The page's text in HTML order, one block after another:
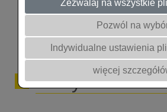
Zezwalaj na wszystkie
Pozwól na
Indywidualne ustawienia
więcej
Łański, BASF Polska 48:34
różnorodność się opłaca – Tomasz
Saaten-Union Polska 57:34
światowym rynku rzepaku – Artur
Polska Zapisz się do naszej grupy
https://www.facebook.com/groups/
Zapraszamy na stronę https://
Filmy